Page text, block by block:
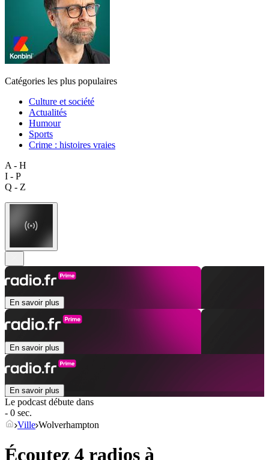
Catégories les plus populaires
Culture et société
Actualités
Humour
Sports
Crime : histoires vraies
A - H
I - P
Q - Z
En savoir plus
En savoir plus
En savoir plus
Le podcast débute dans
- 0 sec.
Ville Wolverhampton
Écoutez 4 radios à